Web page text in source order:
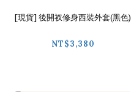
[現貨] 後開衩修身西裝外套(黑色)
NT$3,380